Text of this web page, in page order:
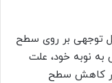
توجهی بر روی سطح
به نوبه خود، علت
کاهش سطح